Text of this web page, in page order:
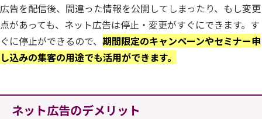
広告を配信後、間違った情報を公開してしまったり、もし変更
点があっても、ネット広告は停止・変更がすぐにできます。す
ぐに停止ができるので、 期間限定のキャンペーンやセミナー申
し込みの集客の用途でも活用ができます。
ネット広告のデメリット